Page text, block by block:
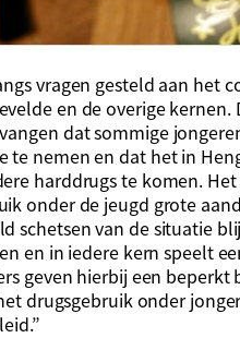
vragen gesteld aan het
en de overige kernen.
dat sommige
nemen en dat het in
harddrugs te komen.
onder de jeugd grote
schetsen van de situatie
en in iedere kern speelt
geven hierbij een beperkt
drugsgebruik onder